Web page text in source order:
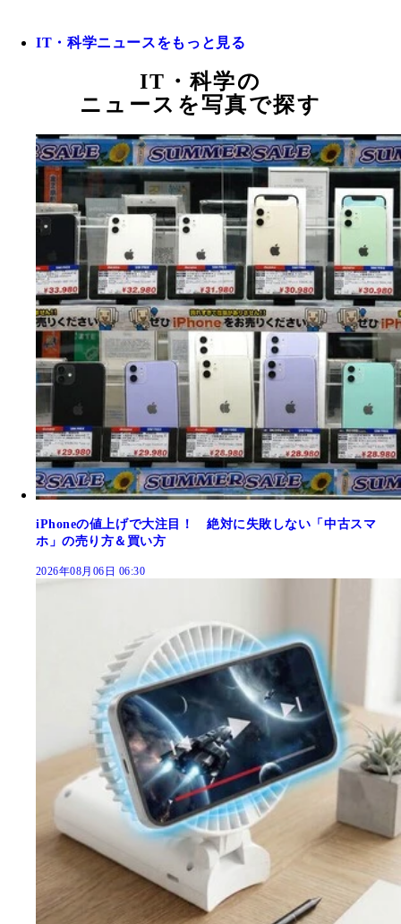
IT・科学ニュースをもっと見る
IT・科学の
ニュースを写真で探す
iPhoneの値上げで大注目！ 絶対に失敗しない「中古スマ
ホ」の売り方＆買い方
2026年08月06日 06:30